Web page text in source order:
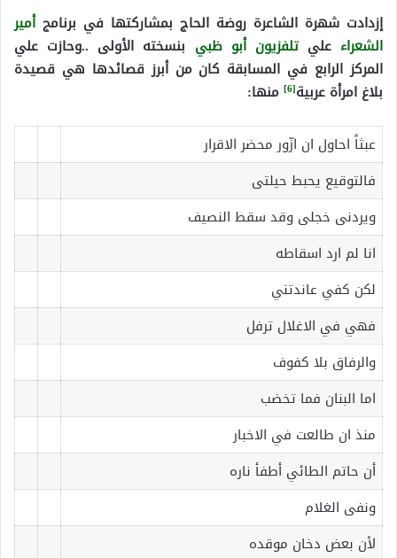
إزدادت شهرة الشاعرة روضة الحاج بمشاركتها في برنامجأمير
الشعراء عليتلفزيون أبو ظبي بنسخته الأولى ..وحازت علي
المركز الرابع في المسابقة كان من أبرز قصائدها هي قصيدة
بلاغ امرأة عربية[6] منها:
عبثاً احاول ان ازّور محضر الاقرار
فالتوقيع يحبط حيلتى
ويردنى خجلى وقد سقط النصيف
انا لم ارد اسقاطه
لكن كفي عاندتني
فهي في الاغلال ترفل
والرفاق بلا كفوف
اما البنان فما تخضب
منذ ان طالعت في الاخبار
أن حاتم الطائي أطفأ ناره
ونفى الغلام
لأن بعض دخان موقده